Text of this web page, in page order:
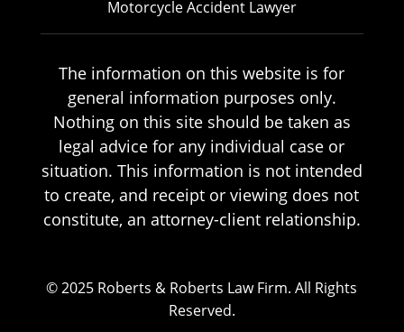
Motorcycle Accident Lawyer
The information on this website is for
general information purposes only.
Nothing on this site should be taken as
legal advice for any individual case or
situation. This information is not intended
to create, and receipt or viewing does not
constitute, an attorney-client relationship.
© 2025 Roberts & Roberts Law Firm. All Rights
Reserved.